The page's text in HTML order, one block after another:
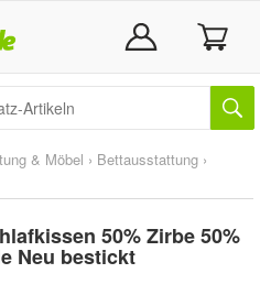
& Möbel › Bettausstattung ›
50% Zirbe 50%
Neu bestickt